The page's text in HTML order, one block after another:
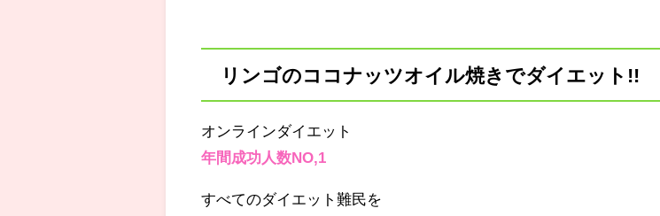
リンゴのココナッツオイル焼きでダイエット!!
オンラインダイエット
年間成功人数NO,1
すべてのダイエット難民を